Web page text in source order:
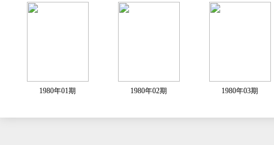
1980年01期 1980年02期 1980年03期